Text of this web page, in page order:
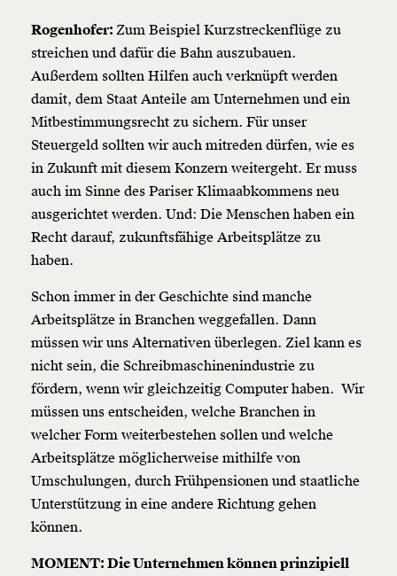
Rogenhofer: Zum Beispiel Kurzstreckenflüge zu
streichen und dafür die Bahn auszubauen.
Außerdem sollten Hilfen auch verknüpft werden
damit, dem Staat Anteile am Unternehmen und ein
Mitbestimmungsrecht zu sichern. Für unser
Steuergeld sollten wir auch mitreden dürfen, wie es
in Zukunft mit diesem Konzern weitergeht. Er muss
auch im Sinne des Pariser Klimaabkommens neu
ausgerichtet werden. Und: Die Menschen haben ein
Recht darauf, zukunftsfähige Arbeitsplätze zu
haben.
Schon immer in der Geschichte sind manche
Arbeitsplätze in Branchen weggefallen. Dann
müssen wir uns Alternativen überlegen. Ziel kann es
nicht sein, die Schreibmaschinenindustrie zu
fördern, wenn wir gleichzeitig Computer haben. Wir
müssen uns entscheiden, welche Branchen in
welcher Form weiterbestehen sollen und welche
Arbeitsplätze möglicherweise mithilfe von
Umschulungen, durch Frühpensionen und staatliche
Unterstützung in eine andere Richtung gehen
können.
MOMENT: Die Unternehmen können prinzipiell